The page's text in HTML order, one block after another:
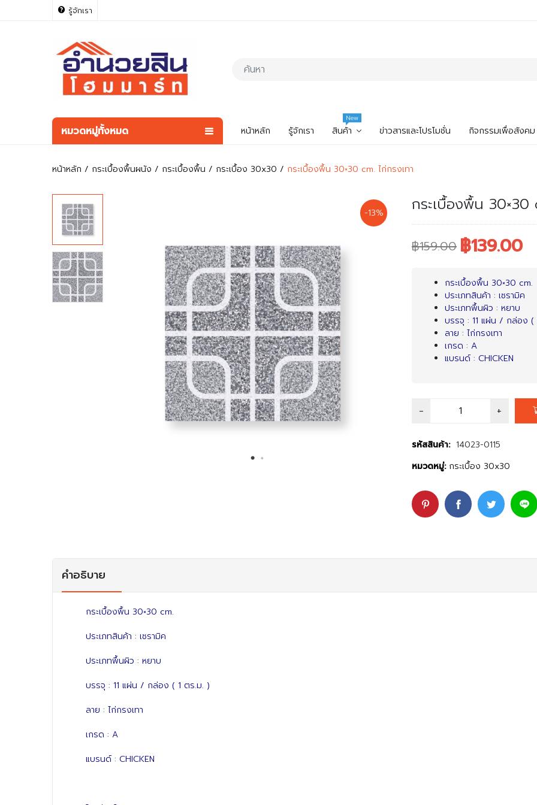
รู้จักเรา
หมวดหมู่ทั้งหมด หน้าหลัก รู้จักเรา สินค้า ข่าวสารและโปรโมชั่น กิจกรรมเพื่อสังคม
หน้าหลัก กระเบื้องพื้นผนัง กระเบื้องพื้น กระเบื้อง 30x30 กระเบื้องพื้น 30×30 cm. ไก่กรงเทา
-13% กระเบื้องพื้น 30×30
฿159.00
Original
price
was:
฿159.00.
฿139.00
Current
price
฿139.00.
กระเบื้องพื้น 30×30 cm.
ประเภทสินค้า : เซรามิค
ประเภทพื้นผิว : หยาบ
บรรจุ : 11 แผ่น / กล่อง (
ลาย : ไก่กรงเทา
เกรด : A
แบรนด์ : CHICKEN
รหัสสินค้า: 14023-0115
หมวดหมู่: กระเบื้อง 30x30
คำอธิบาย
กระเบื้องพื้น 30×30 cm.
ประเภทสินค้า : เซรามิค
ประเภทพื้นผิว : หยาบ
บรรจุ : 11 แผ่น / กล่อง ( 1 ตร.ม. )
ลาย : ไก่กรงเทา
เกรด : A
แบรนด์ : CHICKEN